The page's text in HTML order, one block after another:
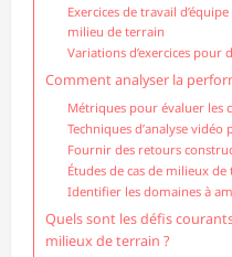
Exercices de travail
milieu de terrain
Variations d’exercices
Comment analyser la
Métriques pour évaluer les
Techniques d’analyse
Fournir des retours
Études de cas de milieux
Identifier les domaines à
Quels sont les défis
milieux de terrain ?